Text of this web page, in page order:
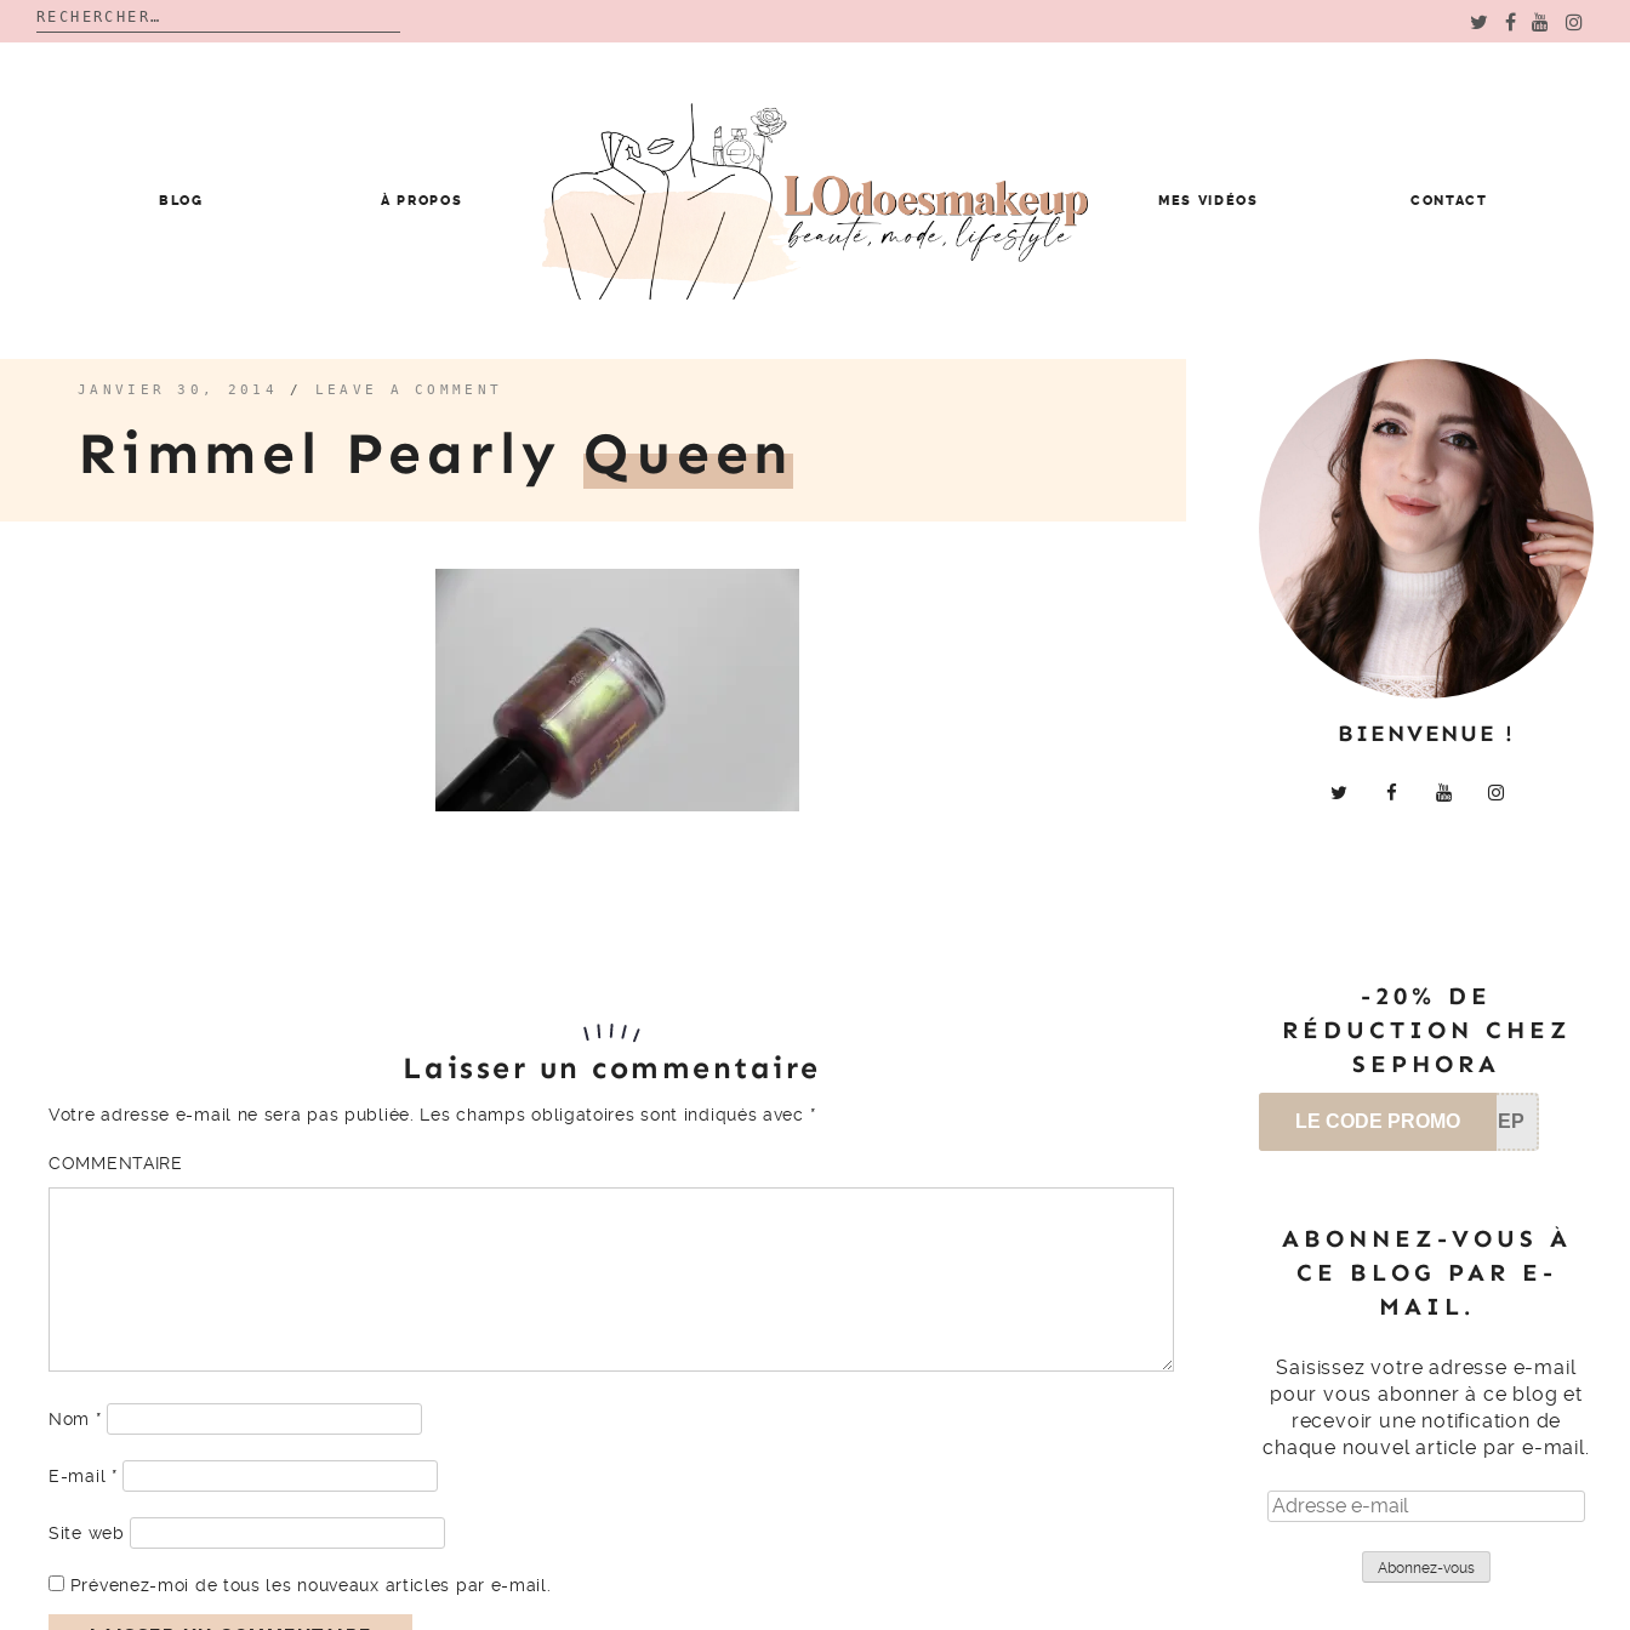
Rechercher :
BLOG À PROPOS MES VIDÉOS CONTACT
JANVIER 30, 2014 / LEAVE A COMMENT
Rimmel PearlyQueen
Laisser un commentaire
Votre adresse e-mail ne sera pas publiée. Les champs obligatoires sont indiqués avec *
COMMENTAIRE
Nom *
E-mail *
Site web
Prévenez-moi de tous les nouveaux articles par e-mail.
BIENVENUE !
-20% DE
RÉDUCTION CHEZ
SEPHORA
LE CODE PROMO SEP
ABONNEZ-VOUS À
CE BLOG PAR E-
MAIL.
Saisissez votre adresse e-mail
pour vous abonner à ce blog et
recevoir une notification de
chaque nouvel article par e-mail.
Adresse
e-
Abonnez-vous